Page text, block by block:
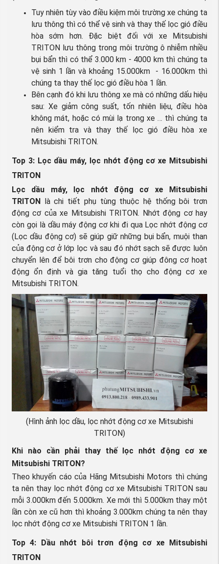
Tuy nhiên tùy vào điều kiệm môi trường xe chúng ta
lưu thông thì có thể vệ sinh và thay thế lọc gió điều
hòa sớm hơn. Đặc biệt đối với xe Mitsubishi
TRITON lưu thông trong môi trường ô nhiễm nhiều
bụi bẩn thì có thể 3.000 km - 4000 km thì chúng ta
vệ sinh 1 lần và khoảng 15.000km - 16.000km thì
chúng ta thay thế lọc gió điều hòa 1 lần.
Bên cạnh đó khi lưu thông xe mà có những dấu hiệu
sau: Xe giảm công suất, tốn nhiên liệu, điều hòa
không mát, hoặc có mùi lạ trong xe … thì chúng ta
nên kiểm tra và thay thế lọc gió điều hòa xe
Mitsubishi TRITON.
Top 3: Lọc dầu máy, lọc nhớt động cơ xe Mitsubishi
TRITON
Lọc dầu máy, lọc nhớt động cơ xe Mitsubishi
TRITON là chi tiết phụ tùng thuộc hệ thống bôi trơn
động cơ của xe Mitsubishi TRITON. Nhớt động cơ hay
còn gọi là dầu máy động cơ khi đi qua Lọc nhớt động cơ
(Lọc dầu động cơ) sẽ giúp giữ những bụi bẩn, muội than
của động cơ ở lớp lọc và sau đó nhớt sạch sẽ được luôn
chuyển lên để bôi trơn cho động cơ giúp đông cơ hoạt
động ổn định và gia tăng tuổi thọ cho động cơ xe
Mitsubishi TRITON.
(Hình ảnh lọc dầu, lọc nhớt động cơ xe Mitsubishi
TRITON)
Khi nào cần phải thay thế lọc nhớt động cơ xe
Mitsubishi TRITON?
Theo khuyến cáo của Hãng Mitsubishi Motors thì chúng
ta nên thay lọc nhớt động cơ xe Mitsubishi TRITON sau
mỗi 3.000km đến 5.000km. Xe mới thì 5.000km thay một
lần còn xe cũ hơn thì khoảng 3.000km chúng ta nên thay
lọc nhớt động cơ xe Mitsubishi TRITON 1 lần.
Top 4: Dầu nhớt bôi trơn động cơ xe Mitsubishi
TRITON